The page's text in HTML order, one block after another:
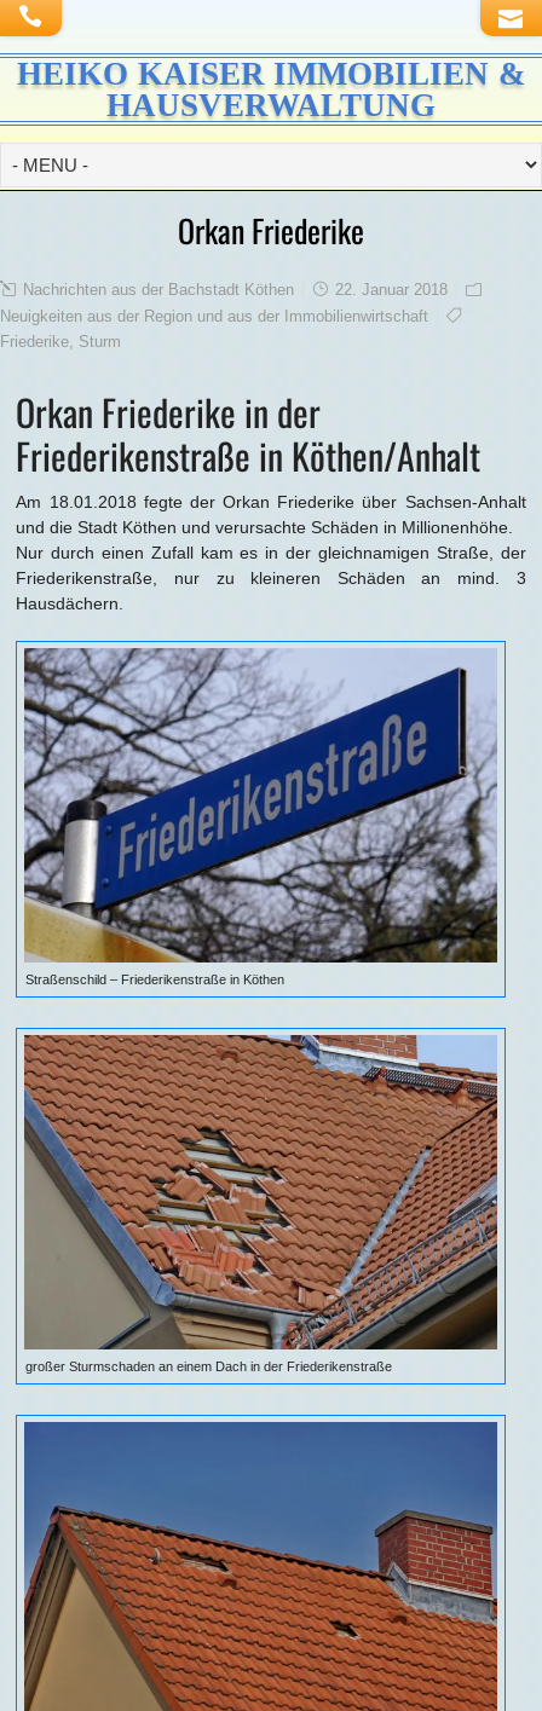
HEIKO KAISER IMMOBILIEN &
HAUSVERWALTUNG
Orkan Friederike
Nachrichten aus der Bachstadt Köthen
22. Januar 2018
Neuigkeiten aus der Region und aus der Immobilienwirtschaft
Friederike, Sturm
Orkan Friederike in der
Friederikenstraße in Köthen/Anhalt
Am 18.01.2018 fegte der Orkan Friederike über Sachsen-Anhalt
und die Stadt Köthen und verursachte Schäden in Millionenhöhe.
Nur durch einen Zufall kam es in der gleichnamigen Straße, der
Friederikenstraße, nur zu kleineren Schäden an mind. 3
Hausdächern.
Straßenschild – Friederikenstraße in Köthen
großer Sturmschaden an einem Dach in der Friederikenstraße